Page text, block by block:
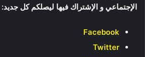
الإجتماعي و الإشتراك فيها ليصلكم كل جديد:
Facebook
Twitter